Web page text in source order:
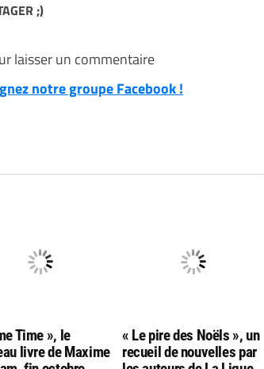
;)
laisser un commentaire
notre groupe Facebook !
Time », le
livre de Maxime
« Le pire des Noëls », un
recueil de nouvelles par